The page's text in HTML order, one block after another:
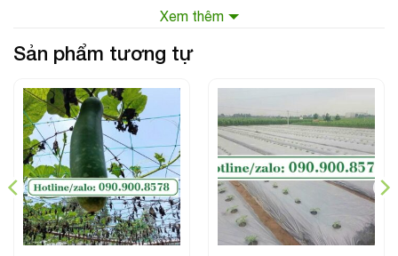
Màu sắc : Màu trắng
Thời gian sử dụng : 2 năm
Sản xuất tại Việt Nam
Xem thêm
Sản phẩm tương tự